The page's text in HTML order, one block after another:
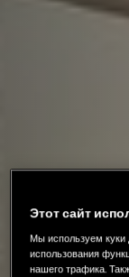
Этот сайт
Мы используем куки
использования
нашего трафика.